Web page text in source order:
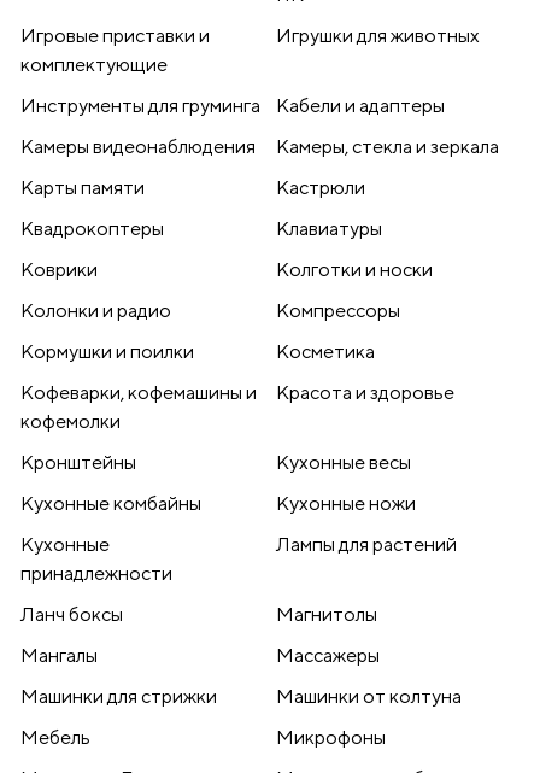
Игровые приставки и
комплектующие
Игрушки для животных
Инструменты для груминга
Кабели и адаптеры
Камеры видеонаблюдения
Камеры, стекла и зеркала
Карты памяти
Кастрюли
Квадрокоптеры
Клавиатуры
Коврики
Колготки и носки
Колонки и радио
Компрессоры
Кормушки и поилки
Косметика
Кофеварки, кофемашины и
кофемолки
Красота и здоровье
Кронштейны
Кухонные весы
Кухонные комбайны
Кухонные ножи
Кухонные
принадлежности
Лампы для растений
Ланч боксы
Магнитолы
Мангалы
Массажеры
Машинки для стрижки
Машинки от колтуна
Мебель
Микрофоны